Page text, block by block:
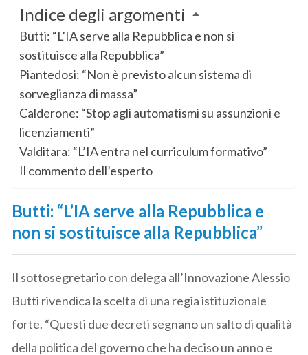
Indice degli argomenti
Butti: “L’IA serve alla Repubblica e non si
sostituisce alla Repubblica”
Piantedosi: “Non è previsto alcun sistema di
sorveglianza di massa”
Calderone: “Stop agli automatismi su assunzioni e
licenziamenti”
Valditara: “L’IA entra nel curriculum formativo”
Il commento dell’esperto
Butti: “L’IA serve alla Repubblica e
non si sostituisce alla Repubblica”
Il sottosegretario con delega all’Innovazione Alessio
Butti rivendica la scelta di una regia istituzionale
forte. “Questi due decreti segnano un salto di qualità
della politica del governo che ha deciso un anno e